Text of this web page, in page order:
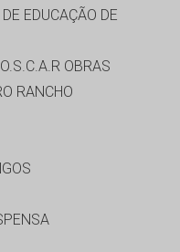
EDUCAÇÃO DE
OBRAS
RANCHO